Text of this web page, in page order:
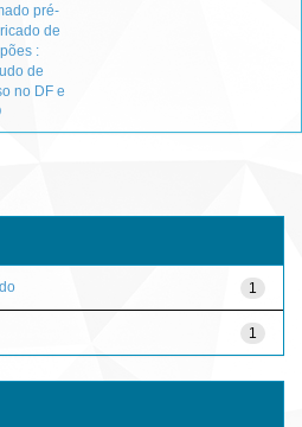
pré-
de
:
de
no DF e
1
1